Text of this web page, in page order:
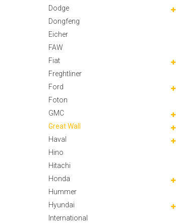
Dodge
Dongfeng
Eicher
FAW
Fiat
Freghtliner
Ford
Foton
GMC
Great Wall
Haval
Hino
Hitachi
Honda
Hummer
Hyundai
International